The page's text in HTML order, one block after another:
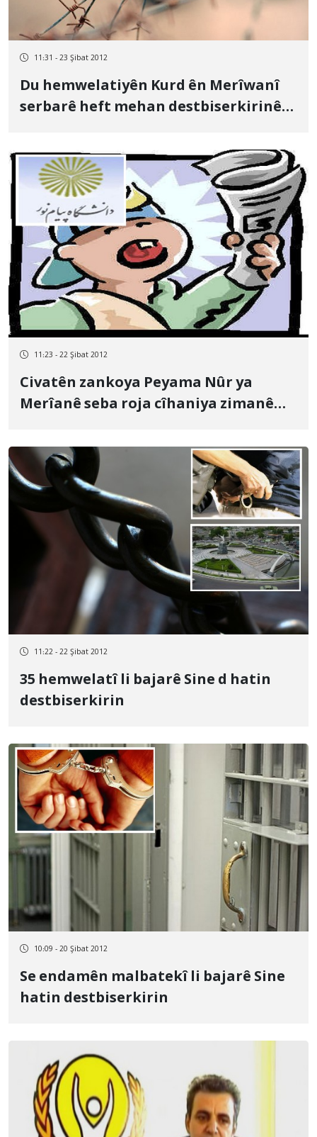
11:31 - 23 Şibat 2012
Du hemwelatiyên Kurd ên Merîwanî
serbarê heft mehan destbiserkirinê
11:23 - 22 Şibat 2012
Civatên zankoya Peyama Nûr ya
Merîanê seba roja cîhaniya zimanê
11:22 - 22 Şibat 2012
35 hemwelatî li bajarê Sine d hatin
destbiserkirin
10:09 - 20 Şibat 2012
Se endamên malbatekî li bajarê Sine
hatin destbiserkirin